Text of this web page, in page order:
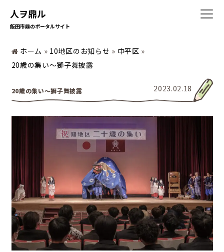
人ヲ鼎ル
飯田市鼎のポータルサイト
地域の活動
かなえの人特集
鼎地区の魅力
ホーム » 10地区のお知らせ » 中平区 »
20歳の集い〜獅子舞披露
2023.02.18
20歳の集い〜獅子舞披露